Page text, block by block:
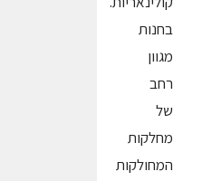
בחנות
מגוון
רחב
של
מחלקות
המחולקות